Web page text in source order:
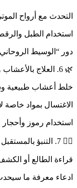
التحدث مع أرواح
استخدام الطبل
دور “الوسيط
🌿 6. العلاج بالأعشاب والطقوس
خلط أعشاب طبيعية
الاغتسال بمواد خاصة
استخدام رموز
🧙‍♂️ 7. التنبؤ بالمستقبل
قراءة الطالع أو
ادعاء معرفة ما